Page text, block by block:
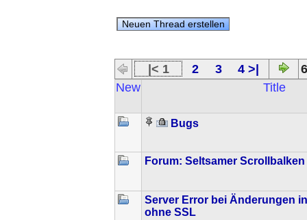
|< 1 2 3 4 >|
New Title
Bugs
Forum: Seltsamer
Server Error bei Änderungen
ohne SSL